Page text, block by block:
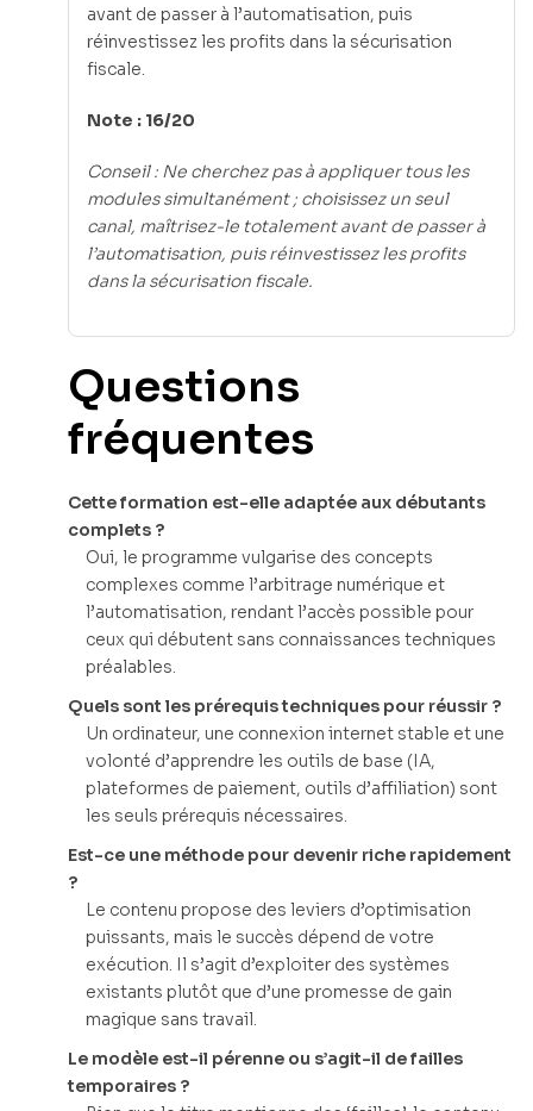
avant de passer à l’automatisation, puis
réinvestissez les profits dans la sécurisation
fiscale.
Note : 16/20
Conseil : Ne cherchez pas à appliquer tous les
modules simultanément ; choisissez un seul
canal, maîtrisez-le totalement avant de passer à
l’automatisation, puis réinvestissez les profits
dans la sécurisation fiscale.
Questions
fréquentes
Cette formation est-elle adaptée aux débutants
complets ?
Oui, le programme vulgarise des concepts
complexes comme l’arbitrage numérique et
l’automatisation, rendant l’accès possible pour
ceux qui débutent sans connaissances techniques
préalables.
Quels sont les prérequis techniques pour réussir ?
Un ordinateur, une connexion internet stable et une
volonté d’apprendre les outils de base (IA,
plateformes de paiement, outils d’affiliation) sont
les seuls prérequis nécessaires.
Est-ce une méthode pour devenir riche rapidement
?
Le contenu propose des leviers d’optimisation
puissants, mais le succès dépend de votre
exécution. Il s’agit d’exploiter des systèmes
existants plutôt que d’une promesse de gain
magique sans travail.
Le modèle est-il pérenne ou s’agit-il de failles
temporaires ?